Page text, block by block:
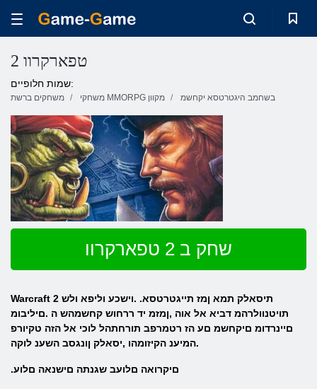
2 טפארקרוו
שמות חלופיים:
משחקים ברשת משחקי MMORPG מקוון בשחמב היגטרטסא יקחשמ
שחק ב 2 טפארקרוו
Warcraft 2 תיסאלק תמא ןמז תייגטרטסא. .וישכע וליפא ולש
תויטנוולרהמ דביא אל אוה ,ןמזמ יד ררחוש קחשמהש ה .םיליבומ
םיינרדומ םיקחשמ םע הז רטמרפב תורחתהל לוכי אל הזה טקיורפ
.המיענ הקיזומהו ,יסאלק ןונגסב השענ לוקה
.םיקרואה םלועב שגנתה םישנאה םלוע